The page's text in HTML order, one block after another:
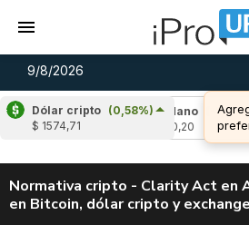
9/8/2026
Dólar cripto (0,58%)
$ 1574,71
Cardano
(-1,52%)
ALERTA
Normativa cripto - Clarity Act en
en Bitcoin, dólar cripto y